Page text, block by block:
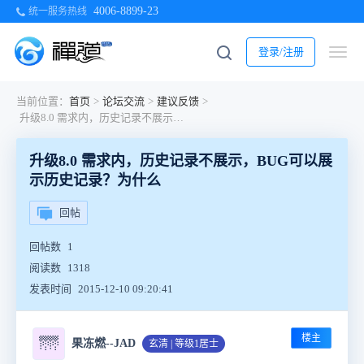
统一服务热线 4006-8899-23
登录/注册
当前位置： 首页 > 论坛交流 > 建议反馈 >
升级8.0 需求内，历史记录不展示，BUG可以展示历史记录？为什么
升级8.0 需求内，历史记录不展示，BUG可以展
示历史记录？为什么
回帖
回帖数 1
阅读数 1318
发表时间
2015-12-10 09:20:41
🌁 果冻燃--JAD 玄清 | 等级1居士 楼主